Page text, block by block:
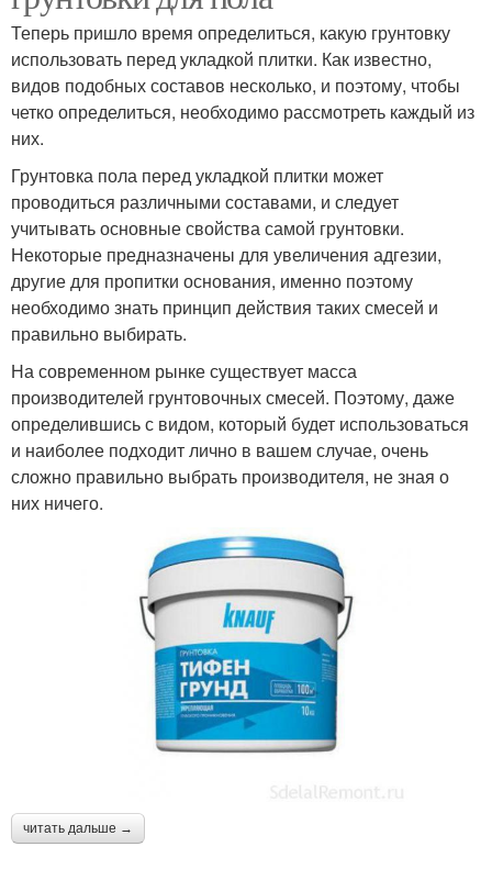
Теперь пришло время определиться, какую грунтовку
использовать перед укладкой плитки. Как известно,
видов подобных составов несколько, и поэтому, чтобы
четко определиться, необходимо рассмотреть каждый из
них.
Грунтовка пола перед укладкой плитки может
проводиться различными составами, и следует
учитывать основные свойства самой грунтовки.
Некоторые предназначены для увеличения адгезии,
другие для пропитки основания, именно поэтому
необходимо знать принцип действия таких смесей и
правильно выбирать.
На современном рынке существует масса
производителей грунтовочных смесей. Поэтому, даже
определившись с видом, который будет использоваться
и наиболее подходит лично в вашем случае, очень
сложно правильно выбрать производителя, не зная о
них ничего.
читать дальше →